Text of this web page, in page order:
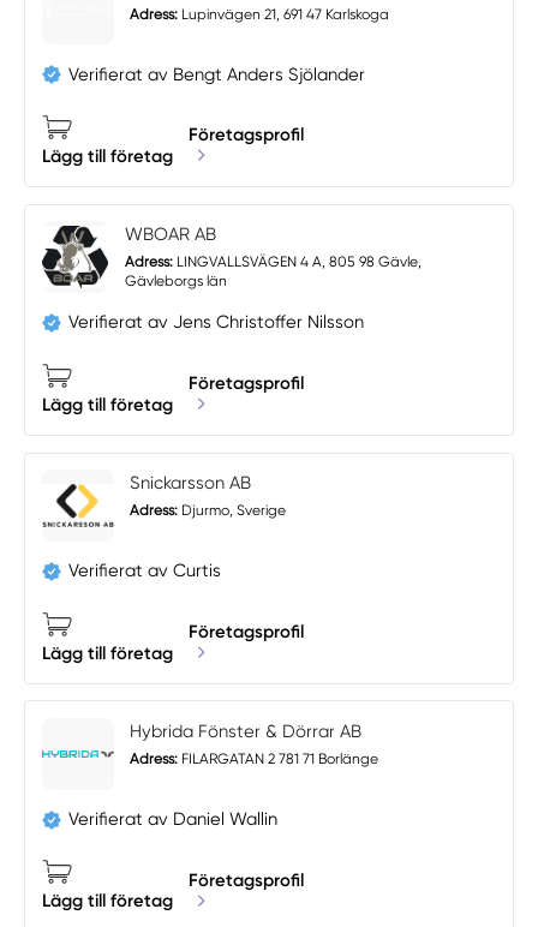
Adress: Lupinvägen 21, 691 47 Karlskoga
Verifierat av Bengt Anders Sjölander
Lägg till företag
Företagsprofil
WBOAR AB
Adress:LINGVALLSVÄGEN 4 A, 805 98 Gävle,
Gävleborgs län
Verifierat av Jens Christoffer Nilsson
Lägg till företag
Företagsprofil
Snickarsson AB
Adress: Djurmo, Sverige
Verifierat av Curtis
Lägg till företag
Företagsprofil
Hybrida Fönster & Dörrar AB
Adress: FILARGATAN 2 781 71 Borlänge
Verifierat av Daniel Wallin
Lägg till företag
Företagsprofil